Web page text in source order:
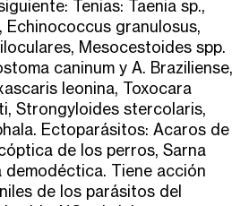
Tenias: Taenia sp.,
Echinococcus granulosus,
Mesocestoides spp.
caninum y A. Braziliense,
leonina, Toxocara
Strongyloides stercolaris,
Ectoparásitos: Acaros de
de los perros, Sarna
Tiene acción
de los parásitos del